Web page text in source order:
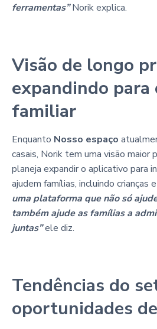
ferramentas”Norik explica.
Visão de longo
expandindo para
familiar
Enquanto Nosso espaço
casais, Norik tem uma visão maior
planeja expandir o aplicativo para
ajudem famílias, incluindo crianças
uma plataforma que não só
também ajude as famílias a
juntas”ele diz.
Tendências do
oportunidades